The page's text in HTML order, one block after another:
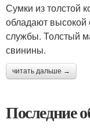
Сумки из толстой
обладают высокой
службы. Толстый
свинины.
читать дальше →
Последние